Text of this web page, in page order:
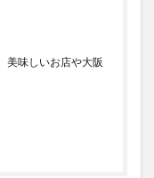
美味しいお店や大阪